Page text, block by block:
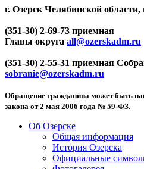
г. Озерск Челябинской
(351-30) 2-69-73 приемная
Главы округа all@ozerskadm.ru
(351-30) 2-55-31 приемная
sobranie@ozerskadm.ru
Обращение гражданина может быть
закона от 2 мая 2006 года № 59-ФЗ.
Об Озерске
Общая информация
История Озерска
Официальные